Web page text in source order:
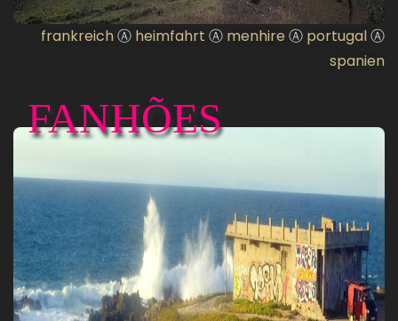
frankreichⒶ heimfahrt Ⓐ menhire Ⓐ portugalⒶ
spanien
FANHÕES